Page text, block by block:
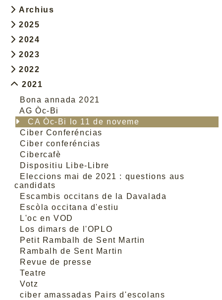
Archius
2025
2024
2023
2022
2021
Bona annada 2021
AG Òc-Bi
CA Òc-Bi lo 11 de noveme
Ciber Conferéncias
Ciber conferéncias
Cibercafè
Dispositiu Libe-Libre
Eleccions mai de 2021 : questions aus
candidats
Escambis occitans de la Davalada
Escòla occitana d'estiu
L'oc en VOD
Los dimars de l'OPLO
Petit Rambalh de Sent Martin
Rambalh de Sent Martin
Revue de presse
Teatre
Votz
ciber amassadas Pairs d'escolans